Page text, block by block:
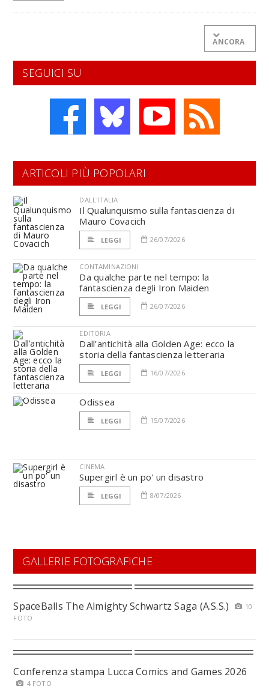
ANCORA
SEGUICI SU
ARTICOLI PIÙ POPOLARI
DALL'ITALIA
Il Qualunquismo sulla fantascienza di
Mauro Covacich
LEGGI 26/07/2026
CONTAMINAZIONI
Da qualche parte nel tempo: la
fantascienza degli Iron Maiden
LEGGI 26/07/2026
EDITORIA
Dall’antichità alla Golden Age: ecco la
storia della fantascienza letteraria
LEGGI 16/07/2026
Odissea
LEGGI 15/07/2026
CINEMA
Supergirl è un po' un disastro
LEGGI 8/07/2026
GALLERIE FOTOGRAFICHE
SpaceBalls The Almighty Schwartz Saga (A.S.S.)
10
FOTO
Conferenza stampa Lucca Comics and Games 2026
4 FOTO